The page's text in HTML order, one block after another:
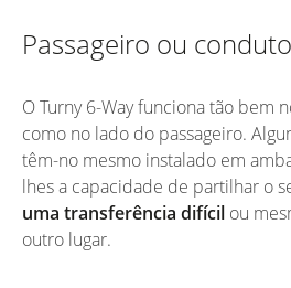
Passageiro ou
O Turny 6-Way funciona tão bem
como no lado do passageiro.
têm-no mesmo instalado em
lhes a capacidade de partilhar o
uma transferência difícil ou
outro lugar.